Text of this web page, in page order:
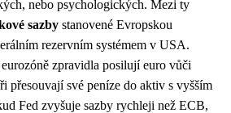
nebo psychologických. Mezi ty
sazby stanovené Evropskou
rezervním systémem v USA.
zpravidla posilují euro vůči
přesouvají své peníze do aktiv s vyšším
Fed zvyšuje sazby rychleji než ECB,